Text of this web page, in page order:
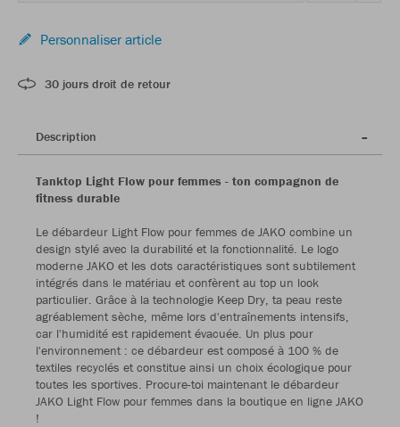
Personnaliser article
30 jours droit de retour
Description
Tanktop Light Flow pour femmes - ton compagnon de
fitness durable
Le débardeur Light Flow pour femmes de JAKO combine un
design stylé avec la durabilité et la fonctionnalité. Le logo
moderne JAKO et les dots caractéristiques sont subtilement
intégrés dans le matériau et confèrent au top un look
particulier. Grâce à la technologie Keep Dry, ta peau reste
agréablement sèche, même lors d'entraînements intensifs,
car l'humidité est rapidement évacuée. Un plus pour
l'environnement : ce débardeur est composé à 100 % de
textiles recyclés et constitue ainsi un choix écologique pour
toutes les sportives. Procure-toi maintenant le débardeur
JAKO Light Flow pour femmes dans la boutique en ligne JAKO
!